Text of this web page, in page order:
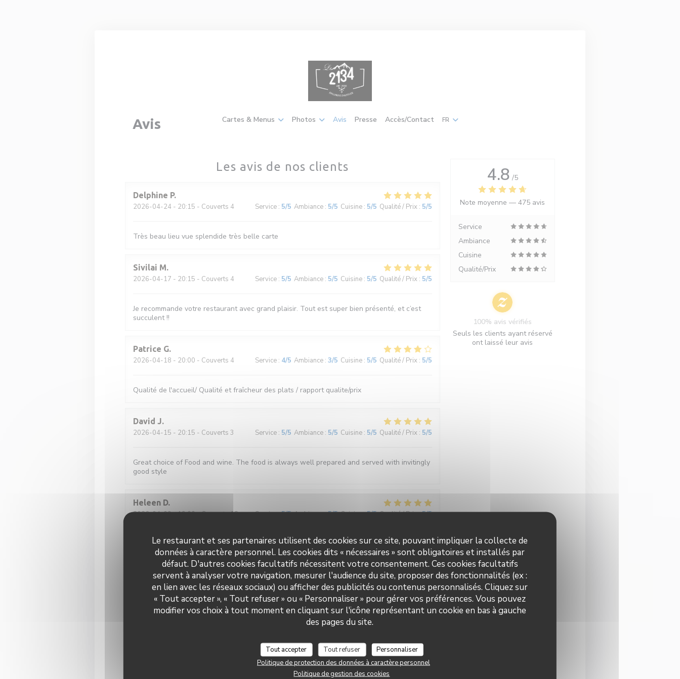
Le restaurant et ses partenaires utilisent des cookies sur ce site, pouvant impliquer la collecte de
données à caractère personnel. Les cookies dits « nécessaires » sont obligatoires et installés par
défaut. D'autres cookies facultatifs nécessitent votre consentement. Ces cookies facultatifs
servent à analyser votre navigation, mesurer l'audience du site, proposer des fonctionnalités (ex :
en lien avec les réseaux sociaux) ou afficher des publicités ou contenus personnalisés. Cliquez sur
« Tout accepter », « Tout refuser » ou « Personnaliser » pour gérer vos préférences. Vous pouvez
modifier vos choix à tout moment en cliquant sur l'icône représentant un cookie en bas à gauche
des pages du site.
Tout accepter Tout refuser
Personnaliser
Politique de protection des données à caractère personnel
Politique de gestion des cookies
Cartes & Menus Photos Avis Presse Accès/Contact FR
Avis
Les avis de nos clients
Delphine P
2026-04-24 - 20:15 - Couverts 4 Service: 5/5 Ambiance: 5/5 Cuisine: 5/5 Qualité / Prix : 5/5
Très beau lieu vue splendide très belle carte
Sivilai M
2026-04-17 - 20:15 - Couverts 4 Service: 5/5 Ambiance: 5/5 Cuisine: 5/5 Qualité / Prix : 5/5
Je recommande votre restaurant avec grand plaisir. Tout est super bien présenté, et c’est
succulent !!
Patrice G
2026-04-18 - 20:00 - Couverts 4 Service: 4/5 Ambiance: 3/5 Cuisine: 5/5 Qualité / Prix : 5/5
Qualité de l'accueil/ Qualité et fraîcheur des plats / rapport qualite/prix
David J
2026-04-15 - 20:15 - Couverts 3 Service: 5/5 Ambiance: 5/5 Cuisine: 5/5 Qualité / Prix : 5/5
Great choice of Food and wine. The food is always well prepared and served with invitingly
good style
Heleen D
2026-04-09- 19:00 - Couverts 18 Service:5/5 Ambiance:5/5 Cuisine:5/5 Qualité / Prix:5/5
Stefaan M
2026-04-10 - 20:00 - Couverts 3 Service :5/5 Ambiance :5/5 Cuisine:5/5 Qualité / Prix :4/5
We had the Wagyu which was excellent, overall atmosphere in the restaurant was really
nice, and the staff was attentif and very friendly. You pay a little more but it's well worth it.
Les plats sont bons, les cocktails aussi mais le service hier soir n’a pas été à la hauteur.
4.8 /5
Note moyenne —475 avis
Service
Ambiance
Cuisine
Qualité/Prix
100% avis vérifiés
Seuls les clients ayant réservé
ont laissé leur avis